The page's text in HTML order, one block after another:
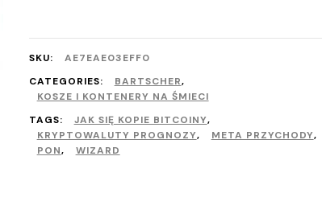
SKU:
AE7EAE03EFF0
CATEGORIES:
BARTSCHER,
KOSZE I KONTENERY NA ŚMIECI
TAGS:
JAK SIĘ KOPIE BITCOINY,
KRYPTOWALUTY PROGNOZY, META PRZYCHODY,
PON, WIZARD